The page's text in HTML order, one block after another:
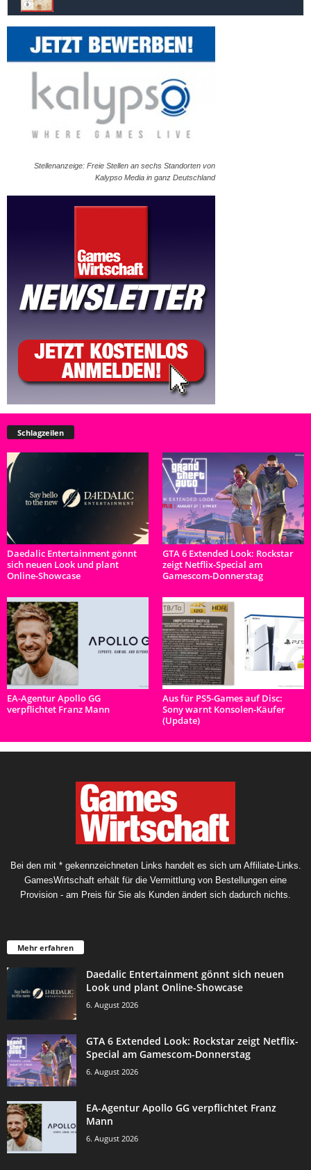
Stellenanzeige: Freie Stellen an sechs Standorten von
Kalypso Media in ganz Deutschland
Schlagzeilen
Daedalic Entertainment gönnt
sich neuen Look und plant
Online-Showcase
GTA 6 Extended Look: Rockstar
zeigt Netflix-Special am
Gamescom-Donnerstag
EA-Agentur Apollo GG
verpflichtet Franz Mann
Aus für PS5-Games auf Disc:
Sony warnt Konsolen-Käufer
(Update)
Bei den mit * gekennzeichneten Links handelt es sich um Affiliate-Links.
GamesWirtschaft erhält für die Vermittlung von Bestellungen eine
Provision - am Preis für Sie als Kunden ändert sich dadurch nichts.
Mehr erfahren
Daedalic Entertainment gönnt sich neuen
Look und plant Online-Showcase
6. August 2026
GTA 6 Extended Look: Rockstar zeigt Netflix-
Special am Gamescom-Donnerstag
6. August 2026
EA-Agentur Apollo GG verpflichtet Franz
Mann
6. August 2026